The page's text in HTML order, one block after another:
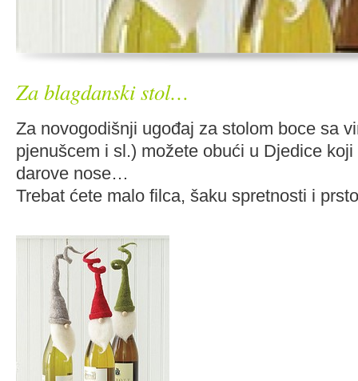
Za blagdanski stol…
Za novogodišnji ugođaj za stolom boce sa
pjenušcem i sl.) možete obući u Djedice
darove nose…
Trebat ćete malo filca, šaku spretnosti i